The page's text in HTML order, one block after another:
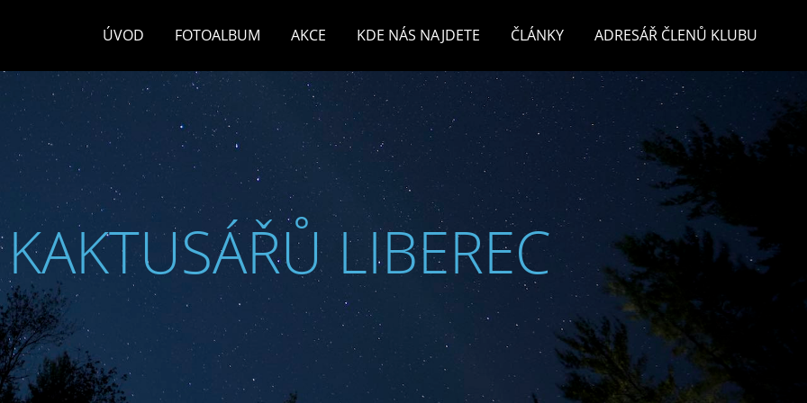
ÚVOD FOTOALBUM AKCE KDE NÁS NAJDETE ČLÁNKY ADRESÁŘ ČLENŮ KLUBU
LIBEREC